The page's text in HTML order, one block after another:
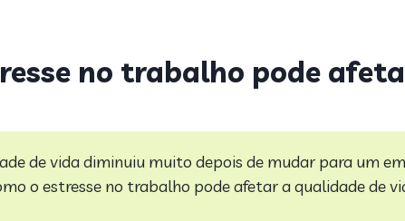
no trabalho pode
de vida diminuiu muito depois de mudar para um
o estresse no trabalho pode afetar a qualidade de